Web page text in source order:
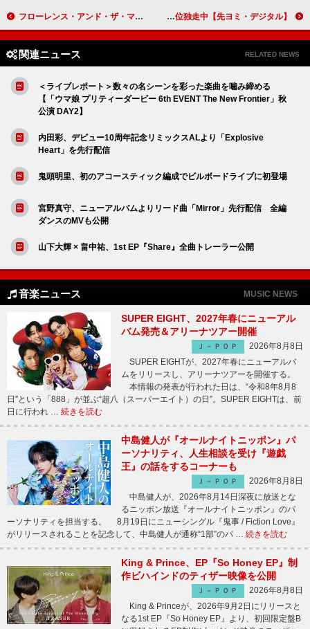
フローレンス・アンド・ザ・マシーン、AL『Everybody Scream』リリース＆日本語字幕付きビデオ公開 【先ヨミ・デジタル】BE:FIRST初のベストアルバム『BE:ST』現在DLアルバム首位独走中
関連ニュース RELATED NEWS
＜ライブレポート＞数々の名シーンを彩った楽曲を噛み締める
【「ウマ娘 プリティーダービー 6th EVENT The New Frontier」秋
公演 DAY2】
内田彩、デビュー10周年記念リミックスALより「Explosive
Heart」を先行配信
鬼頭明里、初のアコースティック編成でビルボードライブに初登場
宮野真守、ニューアルバムよりリード曲「Mirror」先行配信 全編
ダンスのMVも公開
山下大輝 × 畠中祐、1st EP『Share』全曲トレーラー公開
音楽ニュース MUSIC NEWS
SUPER EIGHT、2027年春にニューアル
バム発売＆アリーナツアー開催
Ｊ－ＰＯＰ
2026年8月8日
SUPER EIGHTが、2027年春にニューアルバ
ムをリリースし、アリーナツアーを開催する。
本情報の発表が行われた日は、“令和8年8月8
日”という「888」が並ぶ“超八（スーパーエイト）の日”。SUPER EIGHTは、前
日に行われ … 続きを読む
中島健人が『オールナイトニッポン』パ
ーソナリティ、人生相談を受け『遊戯
王』の話をするコーナーも
Ｊ－ＰＯＰ
2026年8月8日
中島健人が、2026年8月14日深夜に放送とな
るニッポン放送『オールナイトニッポン』のパ
ーソナリティを担当する。 8月19日にニューシングル『鬼事 / Fiction Love』
がリリースされることを記念して、中島健人が通称“1部”のパ … 続きを読む
King & Prince、EP『So Honey EP』制
作ビハインドのティザー映像を公開
Ｊ－ＰＯＰ
2026年8月8日
King & Princeが、2026年9月2日にリリースと
なる1st EP『So Honey EP』より、初回限定盤B